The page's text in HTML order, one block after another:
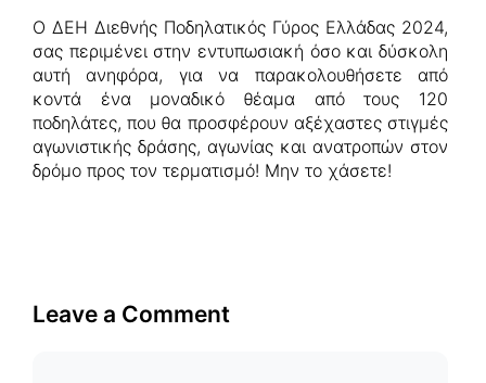
Ο ΔΕΗ Διεθνής Ποδηλατικός Γύρος Ελλάδας 2024,
σας περιμένει στην εντυπωσιακή όσο και δύσκολη
αυτή ανηφόρα, για να παρακολουθήσετε από
κοντά ένα μοναδικό θέαμα από τους 120
ποδηλάτες, που θα προσφέρουν αξέχαστες στιγμές
αγωνιστικής δράσης, αγωνίας και ανατροπών στον
δρόμο προς τον τερματισμό! Μην το χάσετε!
Leave a Comment